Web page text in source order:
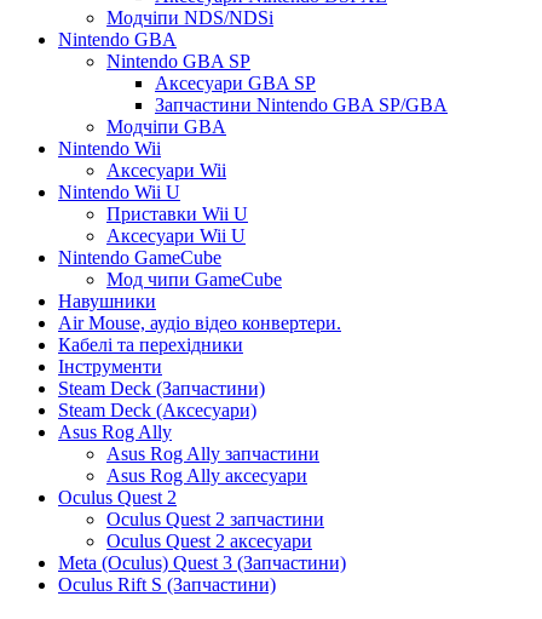
Модчіпи NDS/NDSi
Nintendo GBA
Nintendo GBA SP
Аксесуари GBA SP
Запчастини Nintendo GBA SP/GBA
Модчіпи GBA
Nintendo Wii
Аксесуари Wii
Nintendo Wii U
Приставки Wii U
Аксесуари Wii U
Nintendo GameCube
Мод чипи GameCube
Навушники
Air Mouse, аудіо відео конвертери.
Кабелі та перехідники
Інструменти
Steam Deck (Запчастини)
Steam Deck (Аксесуари)
Asus Rog Ally
Asus Rog Ally запчастини
Asus Rog Ally аксесуари
Oculus Quest 2
Oculus Quest 2 запчастини
Oculus Quest 2 аксесуари
Meta (Oculus) Quest 3 (Запчастини)
Oculus Rift S (Запчастини)